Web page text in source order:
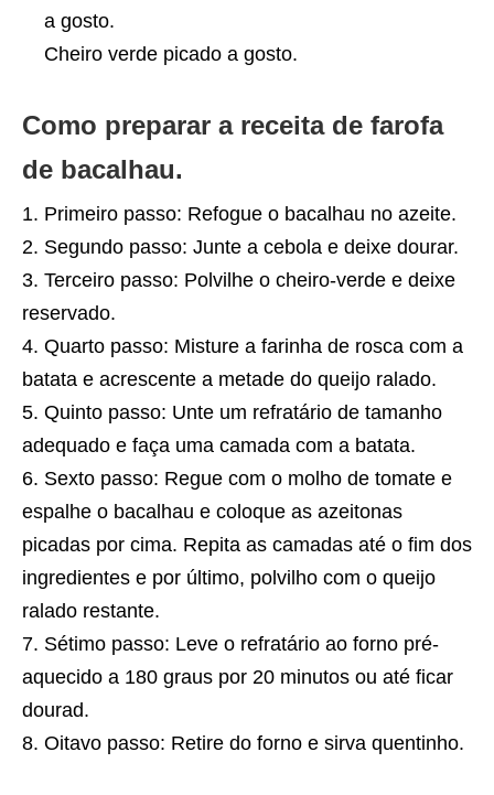
a gosto.
Cheiro verde picado a gosto.
Como preparar a receita de farofa
de bacalhau.
Primeiro passo: Refogue o bacalhau no azeite.
Segundo passo: Junte a cebola e deixe dourar.
Terceiro passo: Polvilhe o cheiro-verde e deixe
reservado.
Quarto passo: Misture a farinha de rosca com a
batata e acrescente a metade do queijo ralado.
Quinto passo: Unte um refratário de tamanho
adequado e faça uma camada com a batata.
Sexto passo: Regue com o molho de tomate e
espalhe o bacalhau e coloque as azeitonas
picadas por cima. Repita as camadas até o fim dos
ingredientes e por último, polvilho com o queijo
ralado restante.
Sétimo passo: Leve o refratário ao forno pré-
aquecido a 180 graus por 20 minutos ou até ficar
dourad.
Oitavo passo: Retire do forno e sirva quentinho.